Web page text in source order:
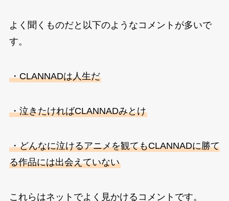
よく聞くものだと以下のようなコメントが多いで
す。
・CLANNADは人生だ
・泣きたければCLANNADみとけ
・どんなに泣けるアニメを観てもCLANNADに勝て
る作品には出会えていない
これらはネットでよく見かけるコメントです。